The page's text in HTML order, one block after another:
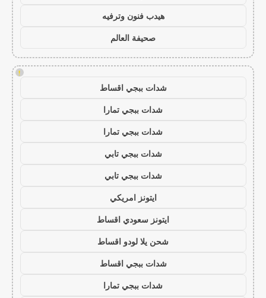
هيدب فنون وترفيه
صحيفة العالم
!
شدات ببجي اقساط
شدات ببجي تمارا
شدات ببجي تمارا
شدات ببجي تابي
شدات ببجي تابي
ايتونز امريكي
ايتونز سعودي اقساط
شحن يلا لودو اقساط
شدات ببجي اقساط
شدات ببجي تمارا